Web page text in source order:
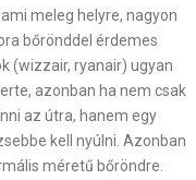
meleg helyre, nagyon
bőrönddel érdemes
(wizzair, ryanair) ugyan
azonban ha nem csak
az útra, hanem egy
kell nyúlni. Azonban
méretű bőröndre.